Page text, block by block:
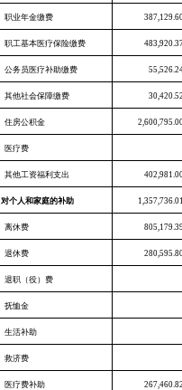
职业年金缴费
职工基本医疗保险缴费
公务员医疗补助缴费
其他社会保障缴费
住房公积金
医疗费
其他工资福利支出
对个人和家庭的补助
离休费
退休费
退职（役）费
抚恤金
生活补助
救济费
医疗费补助